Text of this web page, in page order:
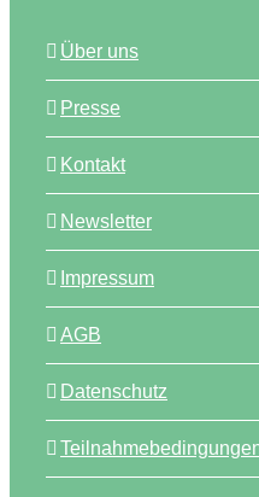
Über uns
Presse
Kontakt
Newsletter
Impressum
AGB
Datenschutz